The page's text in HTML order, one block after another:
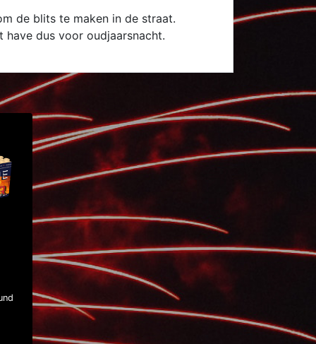
de blits te maken in de straat.
have dus voor oudjaarsnacht.